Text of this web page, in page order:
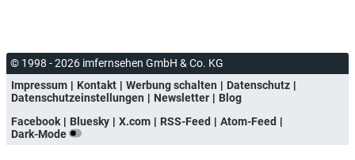
© 1998 - 2026 imfernsehen GmbH & Co. KG
Impressum
Kontakt Werbung schalten
Datenschutz
Datenschutzeinstellungen
Newsletter
Blog
Facebook
Bluesky X.com RSS-Feed
Atom-Feed
Dark-Mode